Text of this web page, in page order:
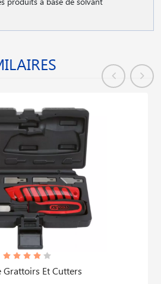
Grattoirs Et Cutters